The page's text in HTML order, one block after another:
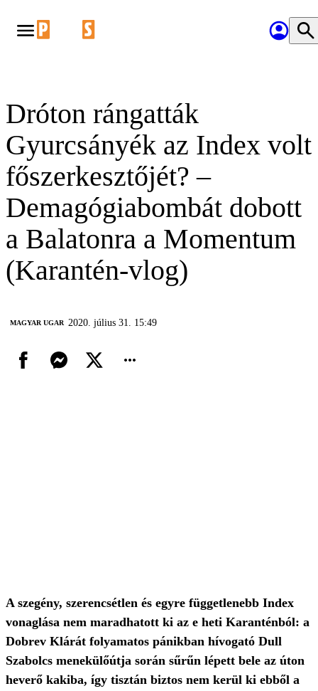
Dróton rángatták
Gyurcsányék az Index volt
főszerkesztőjét? –
Demagógiabombát dobott
a Balatonra a Momentum
(Karantén-vlog)
MAGYAR UGAR 2020. július 31. 15:49
A szegény, szerencsétlen és egyre függetlenebb Index
vonaglása nem maradhatott ki az e heti Karanténból: a
Dobrev Klárát folyamatos pánikban hívogató Dull
Szabolcs menekülőútja során sűrűn lépett bele az úton
heverő kakiba, így tisztán biztos nem kerül ki ebből a